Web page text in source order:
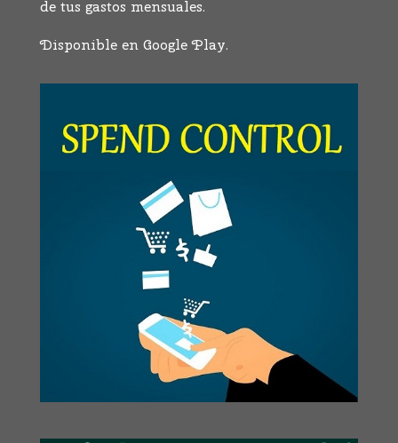
de tus gastos mensuales.
Disponible en Google Play.